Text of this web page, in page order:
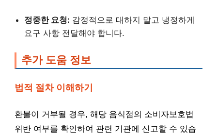
정중한 요청: 감정적으로 대하지 말고 냉정하게
요구 사항 전달해야 합니다.
추가 도움 정보
법적 절차 이해하기
환불이 거부될 경우, 해당 음식점의 소비자보호법
위반 여부를 확인하여 관련 기관에 신고할 수 있습